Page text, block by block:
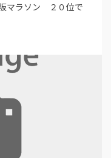
阪マラソン ２０位で